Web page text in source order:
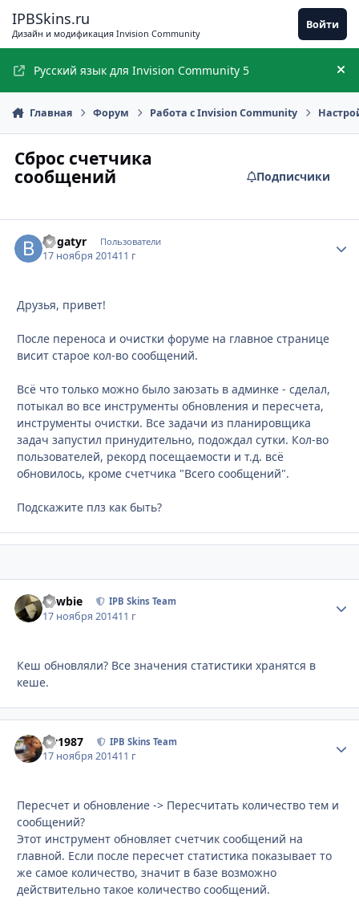
IPBSkins.ru
Дизайн и модификация Invision Community
Войти
Русский язык для Invision Community 5
Главная Форум Работа с Invision Community
Сброс счетчика
сообщений
Подписчики
Bogatyr Пользователи
17 ноября 201411 г
Друзья, привет!
После переноса и очистки форуме на главное странице
висит старое кол-во сообщений.
Всё что только можно было заюзать в админке - сделал,
потыкал во все инструменты обновления и пересчета,
инструменты очистки. Все задачи из планировщика
задач запустил принудительно, подождал сутки. Кол-во
пользователей, рекорд посещаемости и т.д. всё
обновилось, кроме счетчика "Всего сообщений".
Подскажите плз как быть?
newbie IPB Skins Team
17 ноября 201411 г
Кеш обновляли? Все значения статистики хранятся в
кеше.
siv1987 IPB Skins Team
17 ноября 201411 г
Пересчет и обновление -> Пересчитать количество тем и
сообщений?
Этот инструмент обновляет счетчик сообщений на
главной. Если после пересчет статистика показывает то
же самое количество, значит в базе возможно
действительно такое количество сообщений.